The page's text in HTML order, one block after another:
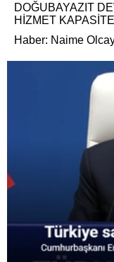
DOĞUBAYAZIT
HİZMET
Haber: Naime